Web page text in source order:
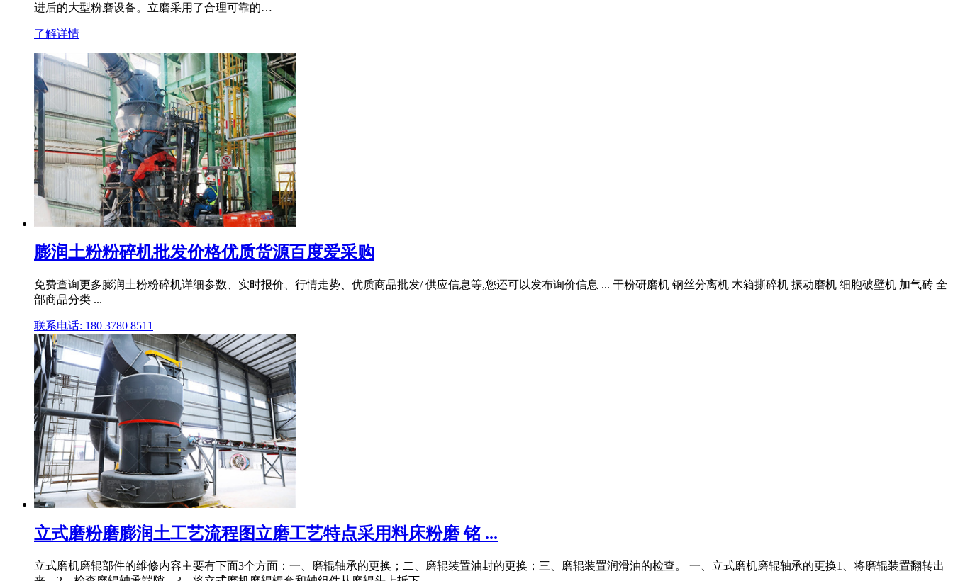
进后的大型粉磨设备。立磨采用了合理可靠的…
了解详情
膨润土粉粉碎机批发价格优质货源百度爱采购
免费查询更多膨润土粉粉碎机详细参数、实时报价、行情走势、优质商品批发/ 供应信息等,您还可以发布询价信息 ... 干粉研磨机 钢丝分离机 木箱撕碎机 振动磨机 细胞破壁机 加气砖 全
部商品分类 ...
联系电话: 180 3780 8511
立式磨粉磨膨润土工艺流程图立磨工艺特点采用料床粉磨 铭 ...
立式磨机磨辊部件的维修内容主要有下面3个方面：一、磨辊轴承的更换；二、磨辊装置油封的更换；三、磨辊装置润滑油的检查。 一、立式磨机磨辊轴承的更换1、将磨辊装置翻转出